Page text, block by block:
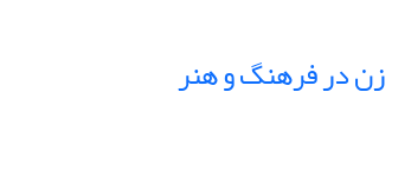
زن در فرهنگ و هنر